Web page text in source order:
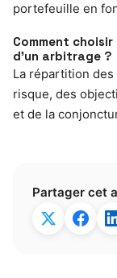
portefeuille en
Comment
d’un arbitrage ?
La répartition
risque, des
et de la
Partager cet